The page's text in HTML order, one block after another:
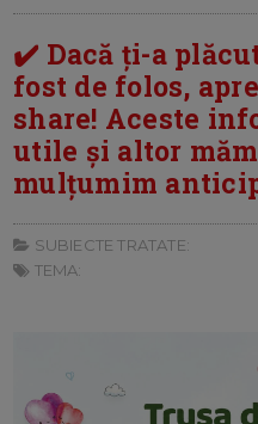
✔️ Dacă ți-a
fost de folos,
share! Aceste
utile și altor
mulțumim
SUBIECTE TRATATE:
TEMA: